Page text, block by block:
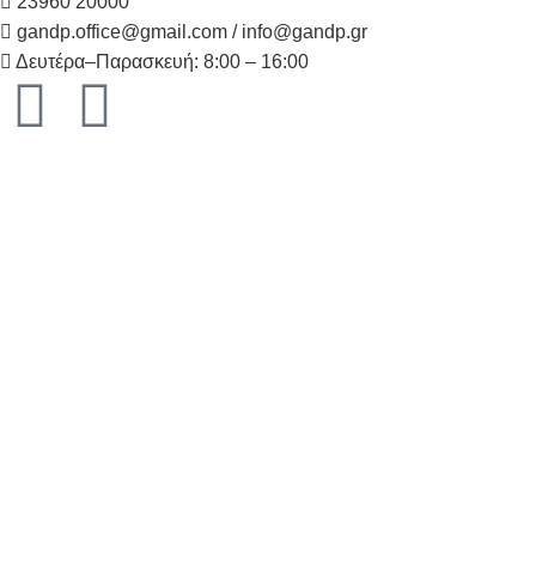
gandp.office@gmail.com / info@gandp.gr
Δευτέρα–Παρασκευή: 8:00 – 16:00